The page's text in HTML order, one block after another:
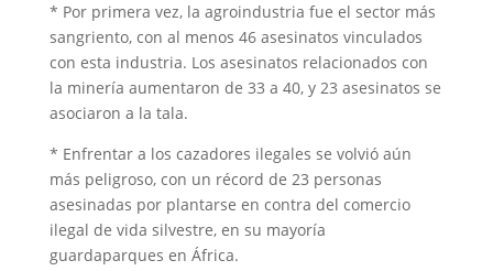
* Por primera vez, la agroindustria fue el sector más
sangriento, con al menos 46 asesinatos vinculados
con esta industria. Los asesinatos relacionados con
la minería aumentaron de 33 a 40, y 23 asesinatos se
asociaron a la tala.
* Enfrentar a los cazadores ilegales se volvió aún
más peligroso, con un récord de 23 personas
asesinadas por plantarse en contra del comercio
ilegal de vida silvestre, en su mayoría
guardaparques en África.